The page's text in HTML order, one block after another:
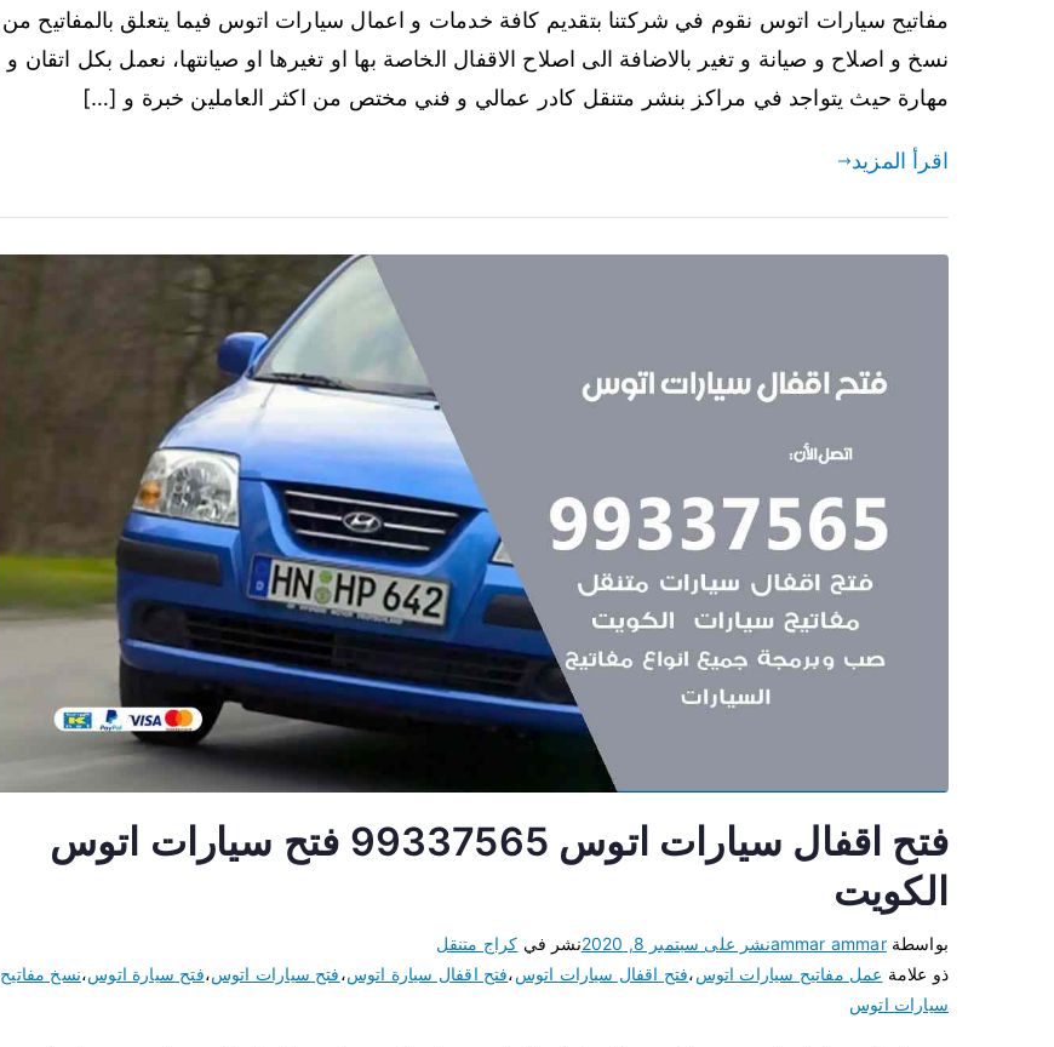
مفاتيح سيارات اتوس نقوم في شركتنا بتقديم كافة خدمات و اعمال سيارات اتوس فيما يتعلق بالمفاتيح من
نسخ و اصلاح و صيانة و تغير بالاضافة الى اصلاح الاقفال الخاصة بها او تغيرها او صيانتها، نعمل بكل اتقان و
مهارة حيث يتواجد في مراكز بنشر متنقل كادر عمالي و فني مختص من اكثر العاملين خبرة و […]
اقرأ المزيد
فتح اقفال سيارات اتوس 99337565 فتح سيارات اتوس
الكويت
بواسطةammar ammarنشر على سبتمبر 8, 2020 نشر في كراج متنقل
ذو علامة عمل مفاتيح سيارات اتوس،فتح اقفال سيارات اتوس،فتح اقفال سيارة اتوس،فتح سيارات اتوس،فتح سيارة اتوس،نسخ مفاتيح
سيارات اتوس